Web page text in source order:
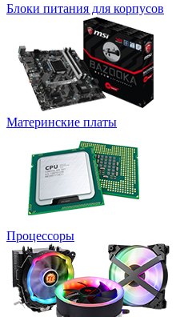
Блоки питания для корпусов
Материнские платы
Процессоры